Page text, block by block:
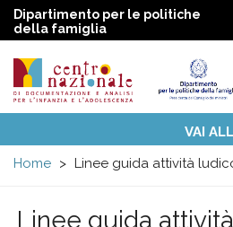
Dipartimento per le politiche
della famiglia
Centro
nazionale
menu
Temi
Attività
Convenzione ONUVAI
Home
Linee guida attività
Linee guida